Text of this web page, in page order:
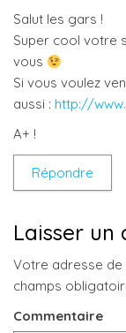
Salut les gars !
Super cool votre
vous
Si vous voulez
aussi : http://
A+ !
Répondre
Laisser un
Votre adresse de
champs
Commentaire